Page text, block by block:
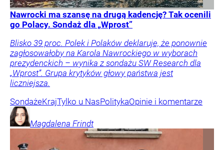
Nawrocki ma szansę na drugą kadencję? Tak ocenili
go Polacy. Sondaż dla „Wprost”
Blisko 39 proc. Polek i Polaków deklaruje, że ponownie
zagłosowałoby na Karola Nawrockiego w wyborach
prezydenckich – wynika z sondażu SW Research dla
„Wprost”. Grupa krytyków głowy państwa jest
liczniejsza.
SondażeKrajTylko u NasPolitykaOpinie i komentarze
Magdalena Frindt